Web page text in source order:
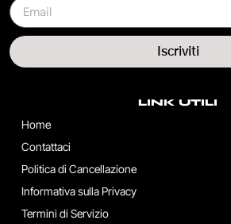
LINK UTILI
Home
Contattaci
Politica di Cancellazione
Informativa sulla Privacy
Termini di Servizio
Iscriviti